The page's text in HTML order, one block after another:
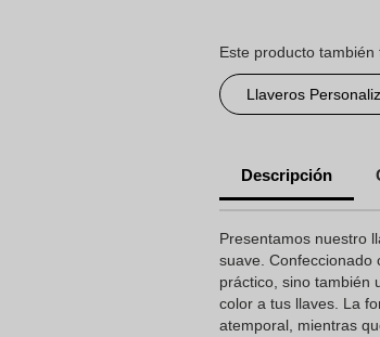
Este producto
Llaveros
Descripción
Presentamos nuestro
suave. Confeccionado
práctico, sino también
color a tus llaves. La
atemporal, mientras